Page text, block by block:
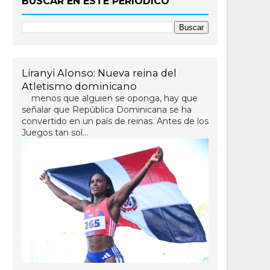
Liranyi Alonso: Nueva reina del
Atletismo dominicano
menos que alguien se oponga, hay que
señalar que República Dominicana se ha
convertido en un país de reinas. Antes de los
Juegos tan sol...